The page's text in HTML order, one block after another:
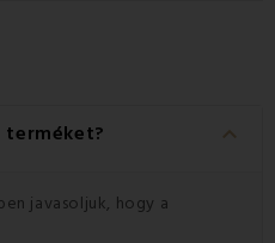
terméket? keyboard_arrow_down
javasoljuk, hogy a